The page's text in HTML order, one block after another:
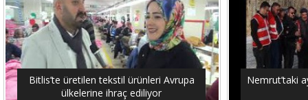
Bitlis’te üretilen tekstil ürünleri Avrupa
ülkelerine ihraç ediliyor
Nemrut’taki